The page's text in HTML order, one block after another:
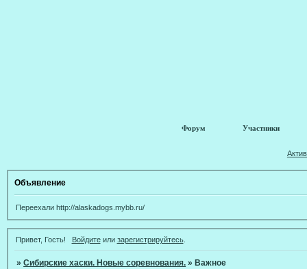
Форум Участники
Объявление
Переехали http://alaskadogs.mybb.ru/
Привет, Гость! Войдитеили зарегистрируйтесь.
»Сибирские хаски. Новые соревнования. »Важное